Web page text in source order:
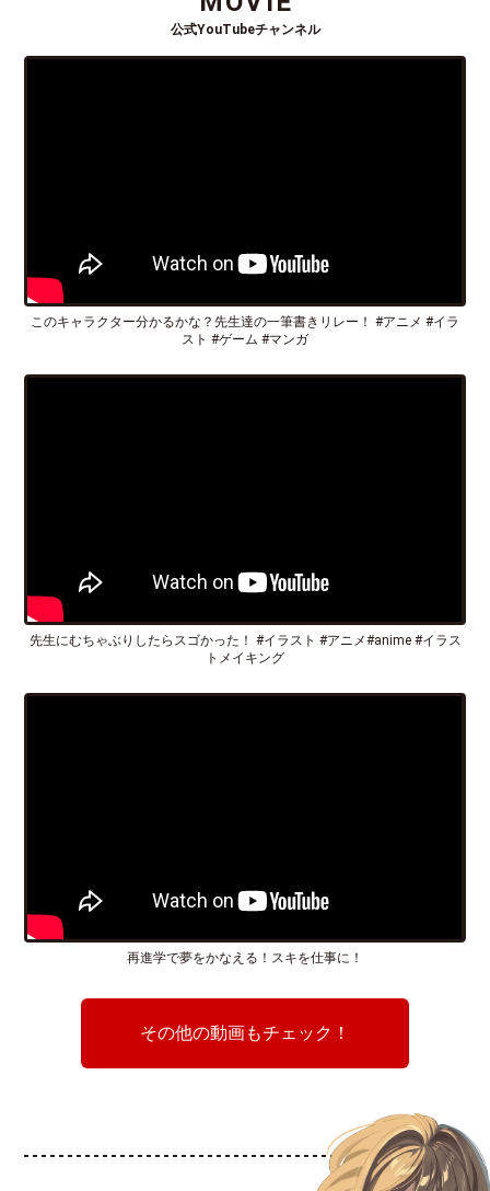
公式YouTubeチャンネル
このキャラクター分かるかな？先生達の一筆書きリレー！ #アニメ #イラ
スト #ゲーム #マンガ
先生にむちゃぶりしたらスゴかった！ #イラスト #アニメ#anime #イラス
トメイキング
再進学で夢をかなえる！スキを仕事に！
その他の動画もチェック！